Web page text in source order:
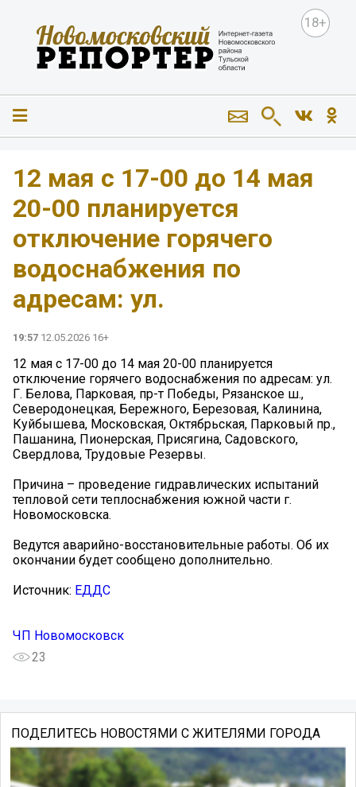
18+
️12 мая с 17-00 до 14 мая
20-00 планируется
отключение горячего
водоснабжения по
адресам: ул.
19:57 12.05.2026 16+
️12 мая с 17-00 до 14 мая 20-00 планируется
отключение горячего водоснабжения по адресам: ул.
Г. Белова, Парковая, пр-т Победы, Рязанское ш.,
Северодонецкая, Бережного, Березовая, Калинина,
Куйбышева, Московская, Октябрьская, Парковый пр.,
Пашанина, Пионерская, Присягина, Садовского,
Свердлова, Трудовые Резервы.
Причина – проведение гидравлических испытаний
тепловой сети теплоснабжения южной части г.
Новомосковска.
Ведутся аварийно-восстановительные работы. Об их
окончании будет сообщено дополнительно.
Источник: ЕДДС
ЧП Новомосковск
23
ПОДЕЛИТЕСЬ НОВОСТЯМИ С ЖИТЕЛЯМИ ГОРОДА